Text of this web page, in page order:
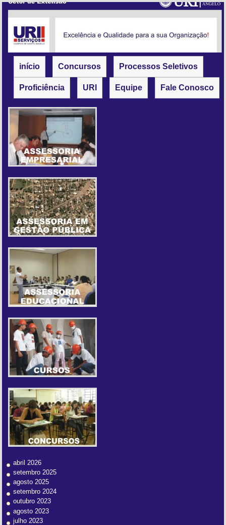
início Concursos Processos Seletivos
Proficiência URI Equipe Fale Conosco
abril 2026
setembro 2025
agosto 2025
setembro 2024
outubro 2023
agosto 2023
julho 2023